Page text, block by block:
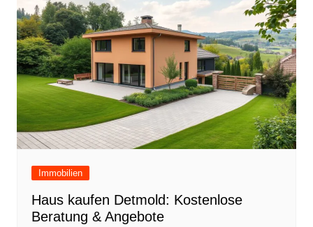
Immobilien
Haus kaufen Detmold: Kostenlose
Beratung & Angebote